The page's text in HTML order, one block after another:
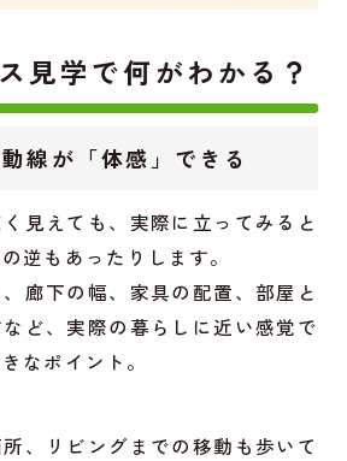
見学で何がわかる？
線が「体感」できる
見えても、実際に立ってみると
逆もあったりします。
廊下の幅、家具の配置、部屋と
ど、実際の暮らしに近い感覚で
なポイント。
、リビングまでの移動も歩いて